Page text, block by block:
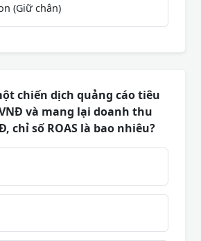
(Giữ chân)
chiến dịch quảng cáo tiêu
và mang lại doanh thu
chỉ số ROAS là bao nhiêu?